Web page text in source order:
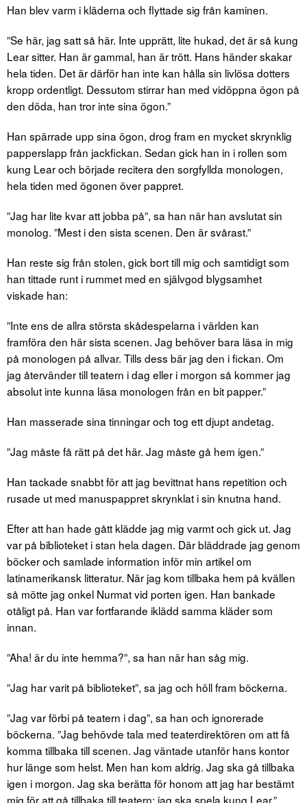
Han blev varm i kläderna och flyttade sig från kaminen.
”Se här, jag satt så här. Inte upprätt, lite hukad, det är så kung
Lear sitter. Han är gammal, han är trött. Hans händer skakar
hela tiden. Det är därför han inte kan hålla sin livlösa dotters
kropp ordentligt. Dessutom stirrar han med vidöppna ögon på
den döda, han tror inte sina ögon.”
Han spärrade upp sina ögon, drog fram en mycket skrynklig
papperslapp från jackfickan. Sedan gick han in i rollen som
kung Lear och började recitera den sorgfyllda monologen,
hela tiden med ögonen över pappret.
”Jag har lite kvar att jobba på”, sa han när han avslutat sin
monolog. ”Mest i den sista scenen. Den är svårast.”
Han reste sig från stolen, gick bort till mig och samtidigt som
han tittade runt i rummet med en självgod blygsamhet
viskade han:
”Inte ens de allra största skådespelarna i världen kan
framföra den här sista scenen. Jag behöver bara läsa in mig
på monologen på allvar. Tills dess bär jag den i fickan. Om
jag återvänder till teatern i dag eller i morgon så kommer jag
absolut inte kunna läsa monologen från en bit papper.”
Han masserade sina tinningar och tog ett djupt andetag.
”Jag måste få rätt på det här. Jag måste gå hem igen.”
Han tackade snabbt för att jag bevittnat hans repetition och
rusade ut med manuspappret skrynklat i sin knutna hand.
Efter att han hade gått klädde jag mig varmt och gick ut. Jag
var på biblioteket i stan hela dagen. Där bläddrade jag genom
böcker och samlade information inför min artikel om
latinamerikansk litteratur. När jag kom tillbaka hem på kvällen
så mötte jag onkel Nurmat vid porten igen. Han bankade
otåligt på. Han var fortfarande iklädd samma kläder som
innan.
”Aha! är du inte hemma?”, sa han när han såg mig.
”Jag har varit på biblioteket”, sa jag och höll fram böckerna.
”Jag var förbi på teatern i dag”, sa han och ignorerade
böckerna. ”Jag behövde tala med teaterdirektören om att få
komma tillbaka till scenen. Jag väntade utanför hans kontor
hur länge som helst. Men han kom aldrig. Jag ska gå tillbaka
igen i morgon. Jag ska berätta för honom att jag har bestämt
mig för att gå tillbaka till teatern: jag ska spela kung Lear.”